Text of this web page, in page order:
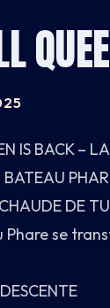
IS BACK –
DE
Phare se